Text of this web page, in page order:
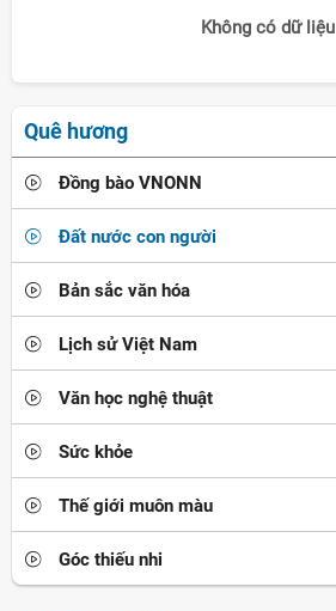
Không có dữ liệu
Quê hương
Đồng bào VNONN
Đất nước con người
Bản sắc văn hóa
Lịch sử Việt Nam
Văn học nghệ thuật
Sức khỏe
Thế giới muôn màu
Góc thiếu nhi